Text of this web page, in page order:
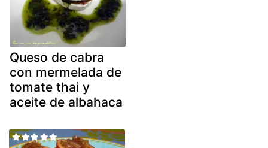
Queso de cabra
con mermelada de
tomate thai y
aceite de albahaca